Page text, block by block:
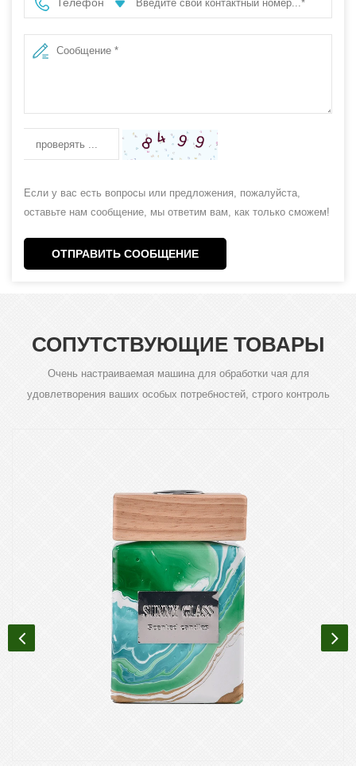
Телефон
Если у вас есть вопросы или предложения, пожалуйста,
оставьте нам сообщение, мы ответим вам, как только сможем!
ОТПРАВИТЬ СООБЩЕНИЕ
СОПУТСТВУЮЩИЕ ТОВАРЫ
Очень настраиваемая машина для обработки чая для
удовлетворения ваших особых потребностей, строго контроль